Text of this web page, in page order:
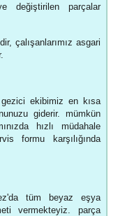
değiştirilen parçalar
çalışanlarımız asgari
ekibimiz en kısa
giderir. mümkün
hızlı müdahale
formu karşılığında
tüm beyaz eşya
vermekteyiz. parça